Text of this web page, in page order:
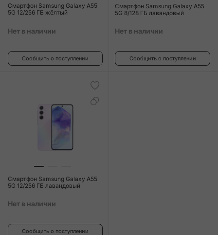
Смартфон Samsung Galaxy A55
5G 12/256 ГБ жёлтый
Нет в наличии
Сообщить о поступлении
Смартфон Samsung Galaxy A55
5G 8/128 ГБ лавандовый
Нет в наличии
Сообщить о поступлении
Смартфон Samsung Galaxy A55
5G 12/256 ГБ лавандовый
Нет в наличии
Сообщить о поступлении